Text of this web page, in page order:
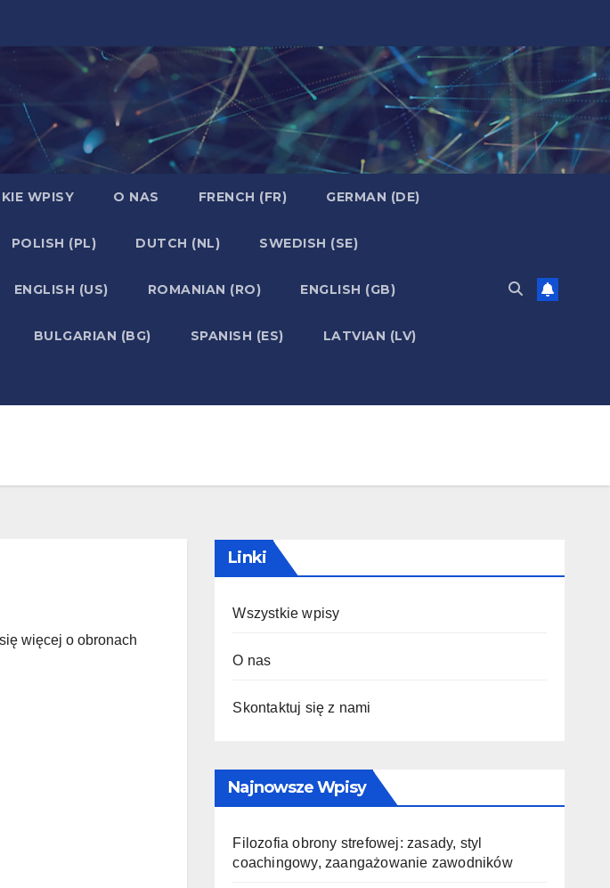
WPISY O NAS FRENCH (FR) GERMAN (DE)
POLISH (PL) DUTCH (NL) SWEDISH (SE)
ENGLISH (US) ROMANIAN (RO) ENGLISH (GB)
BULGARIAN (BG) SPANISH (ES) LATVIAN (LV)
więcej o obronach
Linki
Wszystkie wpisy
O nas
Skontaktuj się z nami
Najnowsze Wpisy
Filozofia obrony strefowej: zasady, styl
coachingowy, zaangażowanie zawodników